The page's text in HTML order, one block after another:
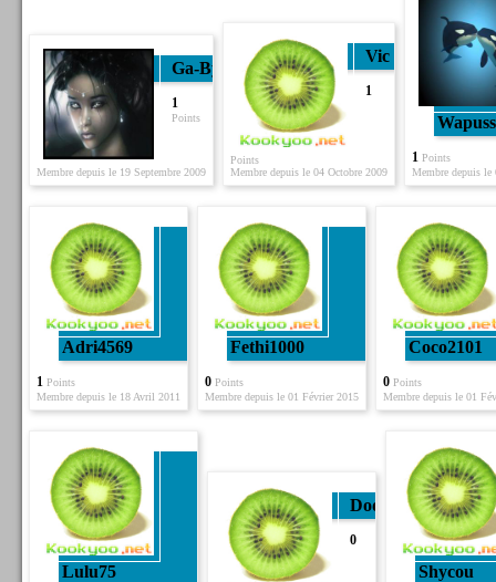
Ga-Bye
1
Points
Membre depuis le 19 Septembre 2009
Vic
1
Points
Membre depuis le 04 Octobre 2009
Wapuss
1 Points
Membre depuis le
Adri4569
1 Points
Membre depuis le 18 Avril 2011
Fethi1000
0Points
Membre depuis le 01 Février 2015
Coco2101
0Points
Membre depuis le 01
Lulu75
Dodo
0
Shycou